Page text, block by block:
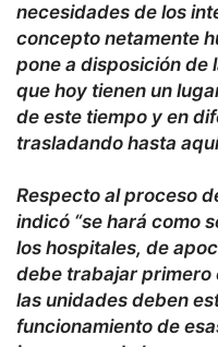
necesidades de los
concepto netamente
pone a disposición de
que hoy tienen un
de este tiempo y en
trasladando hasta
Respecto al proceso
indicó “se hará como
los hospitales, de
debe trabajar primero
las unidades deben
funcionamiento de